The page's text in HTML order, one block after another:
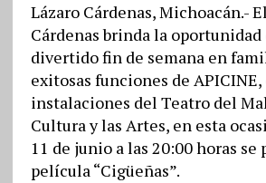
Lázaro Cárdenas, Michoacán.-
Cárdenas brinda la
divertido fin de semana en
exitosas funciones de APICINE,
instalaciones del Teatro del
Cultura y las Artes, en esta
11 de junio a las 20:00 horas se
película “Cigüeñas”.